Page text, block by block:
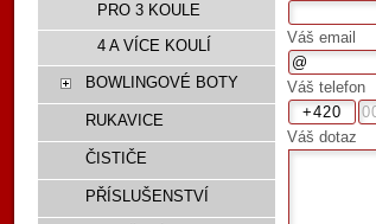
Váš email
Váš telefon
Váš dotaz
PRO 3 KOULE
4 A VÍCE KOULÍ
BOWLINGOVÉ BOTY
RUKAVICE
ČISTIČE
PŘÍSLUŠENSTVÍ